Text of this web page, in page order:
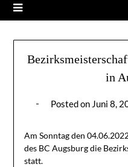
in
Posted on Juni 8,
Am Sonntag den
des BC Augsburg die
statt.